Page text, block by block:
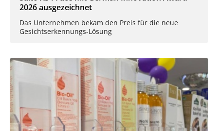
2026 ausgezeichnet
Das Unternehmen bekam den Preis für die neue
Gesichtserkennungs-Lösung